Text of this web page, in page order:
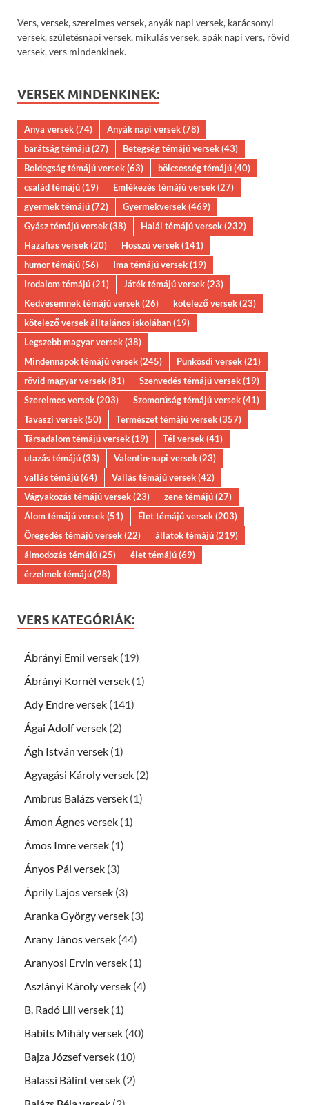
Vers, versek, szerelmes versek, anyák napi versek, karácsonyi
versek, születésnapi versek, mikulás versek, apák napi vers, rövid
versek, vers mindenkinek.
VERSEK MINDENKINEK:
Anya versek(74) Anyák napi versek(78)
barátság témájú(27) Betegség témájú versek(43)
Boldogság témájú versek(63) bölcsesség témájú(40)
család témájú(19) Emlékezés témájú versek(27)
gyermek témájú(72) Gyermekversek(469)
Gyász témájú versek(38) Halál témájú versek(232)
Hazafias versek(20) Hosszú versek(141)
humor témájú(56) Ima témájú versek(19)
irodalom témájú(21) Játék témájú versek(23)
Kedvesemnek témájú versek(26) kötelező versek(23)
kötelező versek álltalános iskolában(19)
Legszebb magyar versek(38)
Mindennapok témájú versek(245) Pünkösdi versek(21)
rövid magyar versek(81) Szenvedés témájú versek(19)
Szerelmes versek(203) Szomorúság témájú versek(41)
Tavaszi versek(50) Természet témájú versek(357)
Társadalom témájú versek(19) Tél versek(41)
utazás témájú(33) Valentin-napi versek(23)
vallás témájú(64) Vallás témájú versek(42)
Vágyakozás témájú versek(23) zene témájú(27)
Álom témájú versek(51) Élet témájú versek(203)
Öregedés témájú versek(22) állatok témájú(219)
álmodozás témájú(25) élet témájú(69)
érzelmek témájú(28)
VERS KATEGÓRIÁK:
Ábrányi Emil versek (19)
Ábrányi Kornél versek (1)
Ady Endre versek (141)
Ágai Adolf versek (2)
Ágh István versek (1)
Agyagási Károly versek (2)
Ambrus Balázs versek (1)
Ámon Ágnes versek (1)
Ámos Imre versek (1)
Ányos Pál versek (3)
Áprily Lajos versek (3)
Aranka György versek (3)
Arany János versek (44)
Aranyosi Ervin versek (1)
Aszlányi Károly versek (4)
B. Radó Lili versek (1)
Babits Mihály versek (40)
Bajza József versek (10)
Balassi Bálint versek (2)